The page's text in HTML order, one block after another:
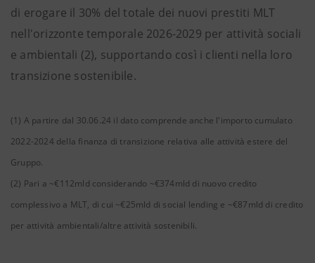
di erogare il 30% del totale dei nuovi prestiti MLT
nell'orizzonte temporale 2026-2029 per attività sociali
e ambientali (2), supportando così i clienti nella loro
transizione sostenibile.
(1) A partire dal 30.06.24 il dato comprende anche l'importo cumulato
2022-2024 della finanza di transizione relativa alle attività estere del
Gruppo.
(2) Pari a ~€112mld considerando ~€374mld di nuovo credito
complessivo a MLT, di cui ~€25mld di social lending e ~€87mld di credito
per attività ambientali/altre attività sostenibili.